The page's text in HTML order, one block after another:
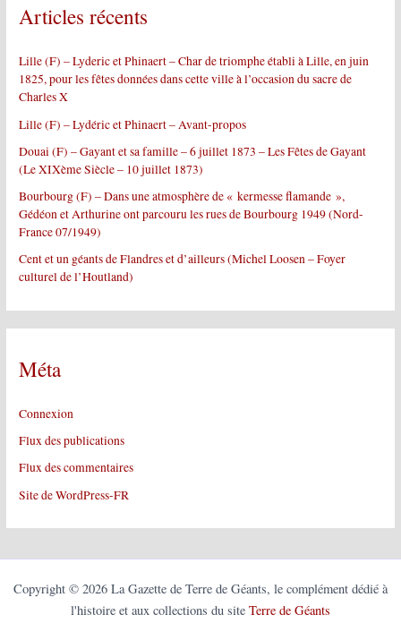
c
r
:
Articles récents
Lille (F) – Lyderic et Phinaert – Char de triomphe établi à Lille, en juin
1825, pour les fêtes données dans cette ville à l’occasion du sacre de
Charles X
Lille (F) – Lydéric et Phinaert – Avant-propos
Douai (F) – Gayant et sa famille – 6 juillet 1873 – Les Fêtes de Gayant
(Le XIXème Siècle – 10 juillet 1873)
Bourbourg (F) – Dans une atmosphère de « kermesse flamande »,
Gédéon et Arthurine ont parcouru les rues de Bourbourg 1949 (Nord-
France 07/1949)
Cent et un géants de Flandres et d’ailleurs (Michel Loosen – Foyer
culturel de l’Houtland)
Méta
Connexion
Flux des publications
Flux des commentaires
Site de WordPress-FR
Copyright © 2026 La Gazette de Terre de Géants, le complément dédié à
l'histoire et aux collections du site Terre de Géants